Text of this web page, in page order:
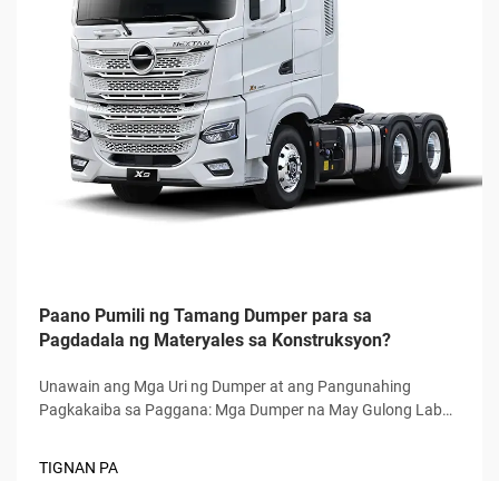
Paano Pumili ng Tamang Dumper para sa
Pagdadala ng Materyales sa Konstruksyon?
Unawain ang Mga Uri ng Dumper at ang Pangunahing
Pagkakaiba sa Paggana: Mga Dumper na May Gulong Laban
TIGNAN PA